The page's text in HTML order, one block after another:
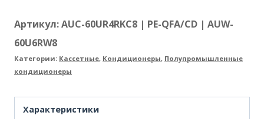
Артикул:AUC-60UR4RKC8 | PE-QFA/CD | AUW-
60U6RW8
Категории: Кассетные, Кондиционеры, Полупромышленные
кондиционеры
Характеристики